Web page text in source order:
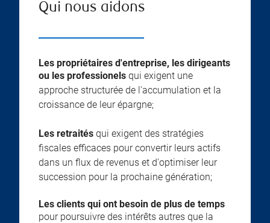
Qui nous aidons
Les propriétaires d'entreprise, les dirigeants
ou les professionels qui exigent une
approche structurée de l'accumulation et la
croissance de leur épargne;
Les retraités qui exigent des stratégies
fiscales efficaces pour convertir leurs actifs
dans un flux de revenus et d'optimiser leur
succession pour la prochaine génération;
Les clients qui ont besoin de plus de temps
pour poursuivre des intérêts autres que la